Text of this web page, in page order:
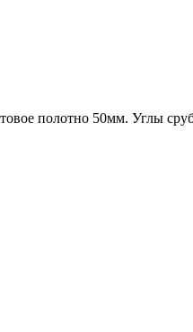
полотно 50мм. Углы